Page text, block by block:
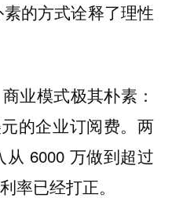
的方式诠释了理性
业模式极其朴素：
的企业订阅费。两
6000 万做到超过
率已经打正。